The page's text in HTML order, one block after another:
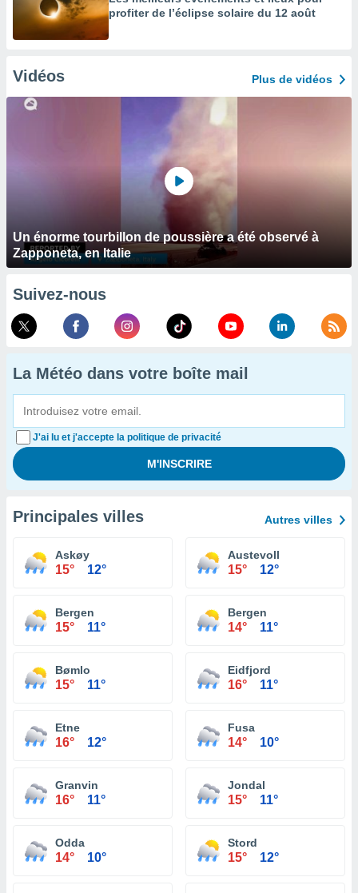
profiter de l’éclipse solaire du 12 août
Vidéos Plus de vidéos
Un énorme tourbillon de poussière a été observé à
Zapponeta, en Italie
Suivez-nous
La Météo dans votre boîte mail
J'ai lu et j'accepte la politique de privacité
Principales villes Autres villes
Askøy
15° 12°
Austevoll
15° 12°
Bergen
15° 11°
Bergen
14° 11°
Bømlo
15° 11°
Eidfjord
16° 11°
Etne
16° 12°
Fusa
14° 10°
Granvin
16° 11°
Jondal
15° 11°
Odda
14° 10°
Stord
15° 12°